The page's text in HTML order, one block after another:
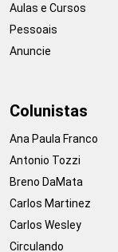
Aulas e Cursos
Pessoais
Anuncie
Colunistas
Ana Paula Franco
Antonio Tozzi
Breno DaMata
Carlos Martinez
Carlos Wesley
Circulando